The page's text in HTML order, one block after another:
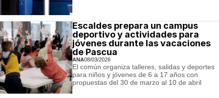
Escaldes prepara un campus
deportivo y actividades para
jóvenes durante las vacaciones
de Pascua
ANA08/03/2026
El común organiza talleres, salidas y deportes
para niños y jóvenes de 6 a 17 años con
propuestas del 30 de marzo al 10 de abril